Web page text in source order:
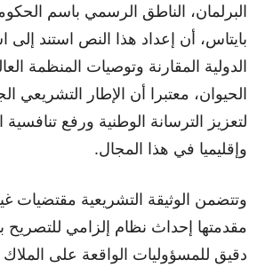
البرلمان، الناطق الرسمي باسم
بايتاس، أن إعداد هذا النص استند إلى
الدولية المقارنة وتوصيات المنظمة
الحيوان، معتبرا أن الإطار التشريعي
لتعزيز الترسانة الوطنية ورفع تنافسية
وإقليميا في هذا المجال.
وتتضمن الوثيقة التشريعية مقتضيات
مقدمتها إحداث نظام إلزامي للتصريح
دقيق للمسؤوليات الواقعة على